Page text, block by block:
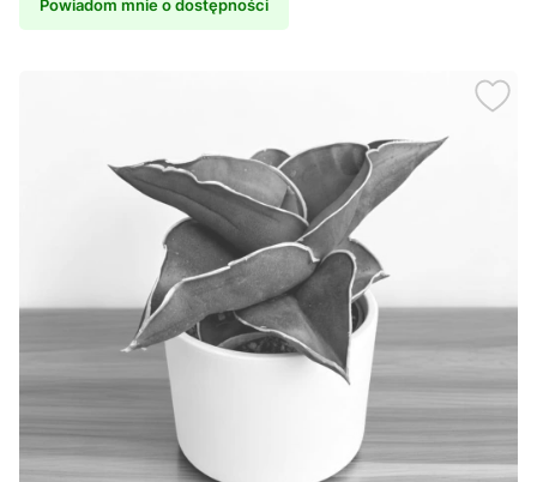
Powiadom mnie o dostępności